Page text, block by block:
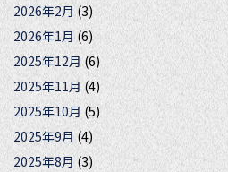
2026年2月(3)
2026年1月(6)
2025年12月(6)
2025年11月 (4)
2025年10月 (5)
2025年9月 (4)
2025年8月(3)